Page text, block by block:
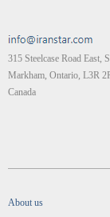
315 Steelcase Road East,
Markham, Ontario, L3R
Canada
About us